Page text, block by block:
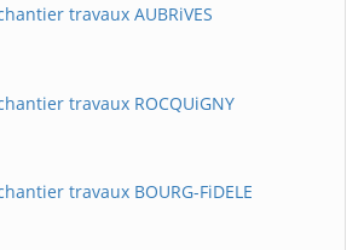
travaux AUBRiVES
travaux ROCQUiGNY
travaux BOURG-FiDELE